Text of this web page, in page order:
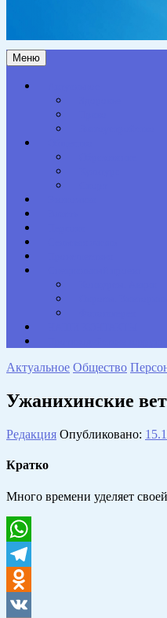
Меню
Актуальное Общество
Ужанихинские
Редакция Опубликовано:
Кратко
Много времени уделяет
WhatsApp
Telegram
Odnoklassniki